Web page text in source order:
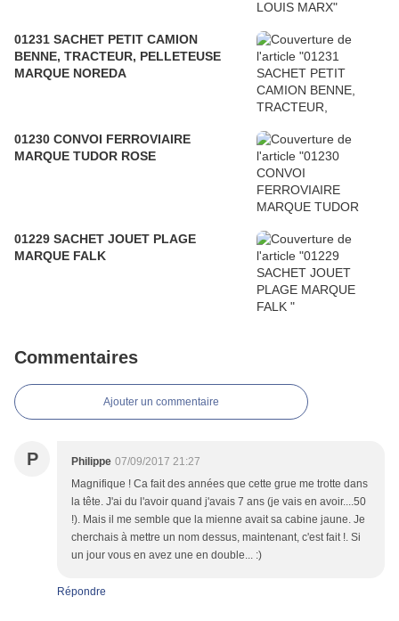
01231 SACHET PETIT CAMION
BENNE, TRACTEUR, PELLETEUSE
MARQUE NOREDA
01230 CONVOI FERROVIAIRE
MARQUE TUDOR ROSE
01229 SACHET JOUET PLAGE
MARQUE FALK
Commentaires
Ajouter un commentaire
P Philippe 07/09/2017 21:27
Magnifique ! Ca fait des années que cette grue me trotte dans
la tête. J'ai du l'avoir quand j'avais 7 ans (je vais en avoir....50
!). Mais il me semble que la mienne avait sa cabine jaune. Je
cherchais à mettre un nom dessus, maintenant, c'est fait !. Si
un jour vous en avez une en double... :)
Répondre